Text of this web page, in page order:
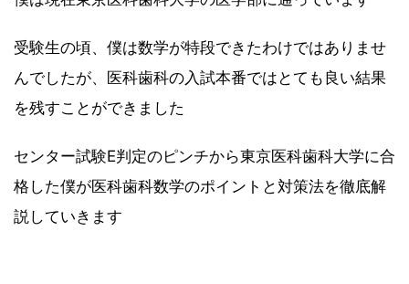
受験生の頃、僕は数学が特段できたわけではありませ
んでしたが、医科歯科の入試本番ではとても良い結果
を残すことができました
センター試験E判定のピンチから東京医科歯科大学に合
格した僕が医科歯科数学のポイントと対策法を徹底解
説していきます